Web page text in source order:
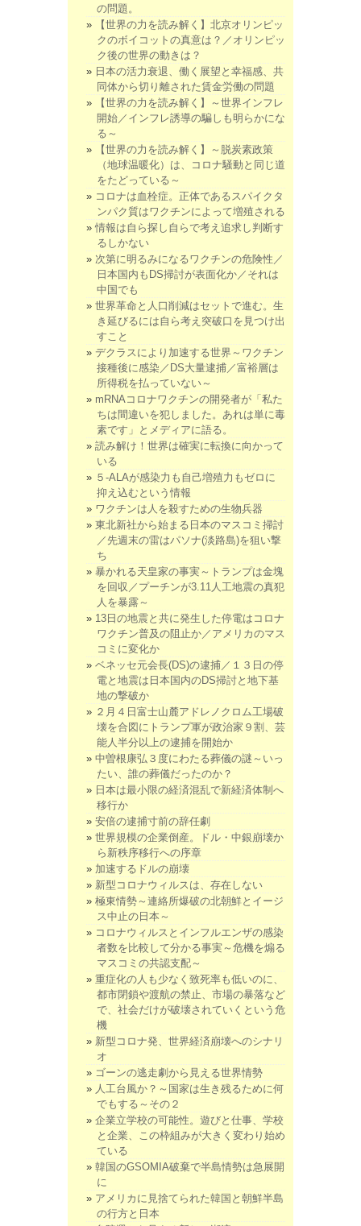
の問題。
【世界の力を読み解く】北京オリンピッ
クのボイコットの真意は？／オリンピッ
ク後の世界の動きは？
日本の活力衰退、働く展望と幸福感、共
同体から切り離された賃金労働の問題
【世界の力を読み解く】～世界インフレ
開始／インフレ誘導の騙しも明らかにな
る～
【世界の力を読み解く】～脱炭素政策
（地球温暖化）は、コロナ騒動と同じ道
をたどっている～
コロナは血栓症。正体であるスパイクタ
ンパク質はワクチンによって増殖される
情報は自ら探し自らで考え追求し判断す
るしかない
次第に明るみになるワクチンの危険性／
日本国内もDS掃討が表面化か／それは
中国でも
世界革命と人口削減はセットで進む。生
き延びるには自ら考え突破口を見つけ出
すこと
デクラスにより加速する世界～ワクチン
接種後に感染／DS大量逮捕／富裕層は
所得税を払っていない～
mRNAコロナワクチンの開発者が「私た
ちは間違いを犯しました。あれは単に毒
素です」とメディアに語る。
読み解け！世界は確実に転換に向かって
いる
５-ALAが感染力も自己増殖力もゼロに
抑え込むという情報
ワクチンは人を殺すための生物兵器
東北新社から始まる日本のマスコミ掃討
／先週末の雷はパソナ(淡路島)を狙い撃
ち
暴かれる天皇家の事実～トランプは金塊
を回収／プーチンが3.11人工地震の真犯
人を暴露～
13日の地震と共に発生した停電はコロナ
ワクチン普及の阻止か／アメリカのマス
コミに変化か
ベネッセ元会長(DS)の逮捕／１３日の停
電と地震は日本国内のDS掃討と地下基
地の撃破か
２月４日富士山麓アドレノクロム工場破
壊を合図にトランプ軍が政治家９割、芸
能人半分以上の逮捕を開始か
中曽根康弘３度にわたる葬儀の謎～いっ
たい、誰の葬儀だったのか？
日本は最小限の経済混乱で新経済体制へ
移行か
安倍の逮捕寸前の辞任劇
世界規模の企業倒産。ドル・中銀崩壊か
ら新秩序移行への序章
加速するドルの崩壊
新型コロナウィルスは、存在しない
極東情勢～連絡所爆破の北朝鮮とイージ
ス中止の日本～
コロナウィルスとインフルエンザの感染
者数を比較して分かる事実～危機を煽る
マスコミの共認支配～
重症化の人も少なく致死率も低いのに、
都市閉鎖や渡航の禁止、市場の暴落など
で、社会だけが破壊されていくという危
機
新型コロナ発、世界経済崩壊へのシナリ
オ
ゴーンの逃走劇から見える世界情勢
人工台風か？～国家は生き残るために何
でもする～その２
企業立学校の可能性。遊びと仕事、学校
と企業、この枠組みが大きく変わり始め
ている
韓国のGSOMIA破棄で半島情勢は急展開
に
アメリカに見捨てられた韓国と朝鮮半島
の行方と日本